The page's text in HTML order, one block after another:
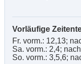
Vorläufige
Fr. vorm.: 12,13;
Sa. vorm.: 2,4;
So. vorm.: 3,5,6;